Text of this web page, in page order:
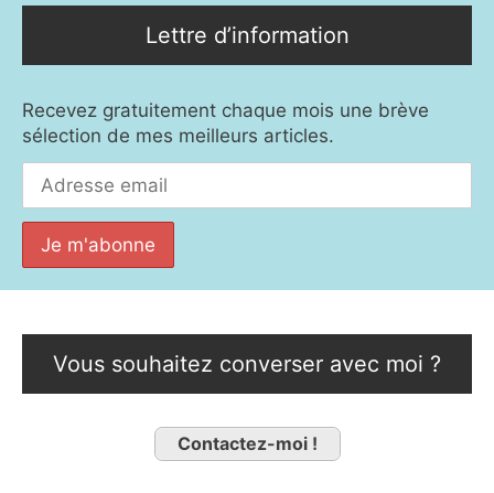
Lettre d’information
Recevez gratuitement chaque mois une brève
sélection de mes meilleurs articles.
Vous souhaitez converser avec moi ?
Contactez-moi !